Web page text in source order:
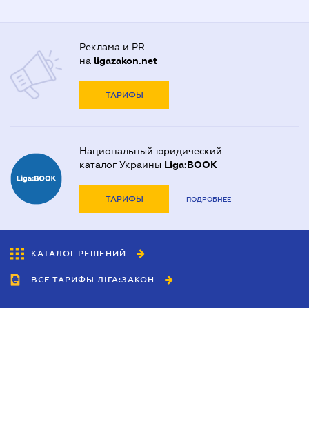
Реклама и PR
на ligazakon.net
ТАРИФЫ
Национальный юридический
каталог Украины Liga:BOOK
ТАРИФЫ ПОДРОБНЕЕ
КАТАЛОГ РЕШЕНИЙ
ВСЕ ТАРИФЫ ЛІГА:ЗАКОН